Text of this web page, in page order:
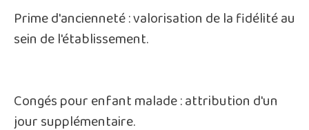
Prime d'ancienneté : valorisation de la fidélité au
sein de l'établissement.
Congés pour enfant malade : attribution d'un
jour supplémentaire.